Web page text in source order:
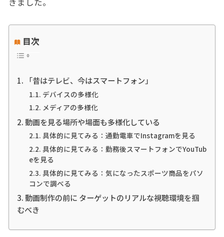
目次
「昔はテレビ、今はスマートフォン」
デバイスの多様化
メディアの多様化
動画を見る場所や場面も多様化している
具体的に見てみる：通勤電車でInstagramを見る
具体的に見てみる：勤務後スマートフォンでYouTub
eを見る
具体的に見てみる：気になったスポーツ商品をパソ
コンで調べる
動画制作の前に ターゲットのリアルな視聴環境を掴
むべき